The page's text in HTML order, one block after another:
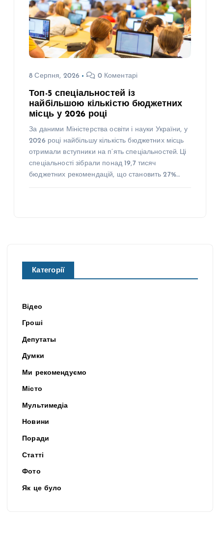
8 Серпня, 2026 0 Коментарі
Топ-5 спеціальностей із
найбільшою кількістю бюджетних
місць у 2026 році
За даними Міністерства освіти і науки України, у
2026 році найбільшу кількість бюджетних місць
отримали вступники на п’ять спеціальностей. Ці
спеціальності зібрали понад 19,7 тисяч
бюджетних рекомендацій, що становить 27%…
Категорії
Відео
Гроші
Депутаты
Думки
Ми рекомендуємо
Місто
Мультимедіа
Новини
Поради
Статті
Фото
Як це було